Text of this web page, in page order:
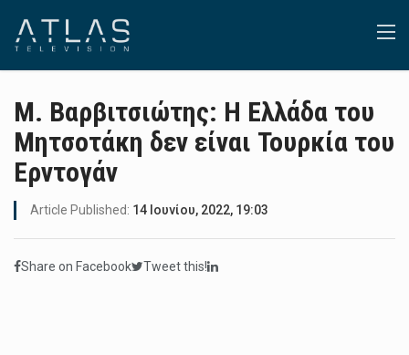
Μ. Βαρβιτσιώτης: Η Ελλάδα του
Μητσοτάκη δεν είναι Τουρκία του
Ερντογάν
Article Published: 14 Ιουνίου, 2022, 19:03
Share on Facebook Tweet this!